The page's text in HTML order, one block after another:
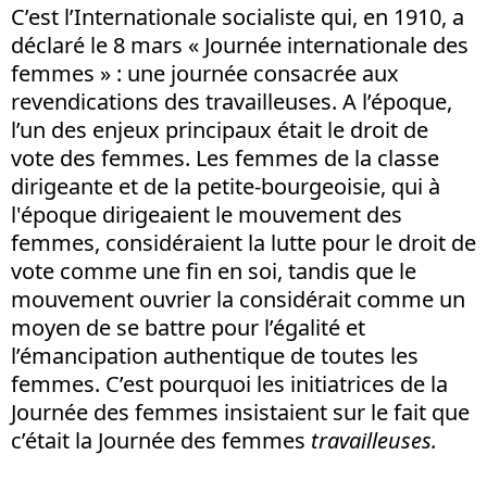
C’est l’Internationale socialiste qui, en 1910, a
déclaré le 8 mars « Journée internationale des
femmes » : une journée consacrée aux
revendications des travailleuses. A l’époque,
l’un des enjeux principaux était le droit de
vote des femmes. Les femmes de la classe
dirigeante et de la petite-bourgeoisie, qui à
l'époque dirigeaient le mouvement des
femmes, considéraient la lutte pour le droit de
vote comme une fin en soi, tandis que le
mouvement ouvrier la considérait comme un
moyen de se battre pour l’égalité et
l’émancipation authentique de toutes les
femmes. C’est pourquoi les initiatrices de la
Journée des femmes insistaient sur le fait que
c’était la Journée des femmes travailleuses.